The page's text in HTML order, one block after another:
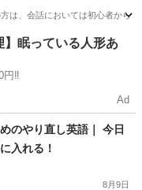
は、会話においては初心者から
】眠っている人形あ
円‼️
Ad
のやり直し英語｜ 今日
入れる！
8月9日